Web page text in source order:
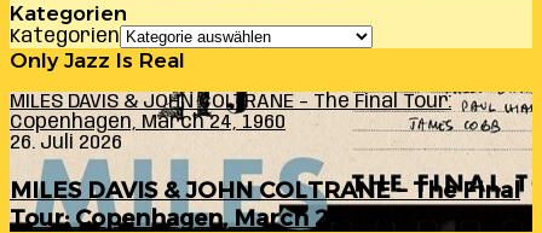
Kategorien
Kategorien
Only Jazz Is Real
MILES DAVIS & JOHN COLTRANE – The Final Tour:
Copenhagen, March 24, 1960
26. Juli 2026
MILES DAVIS & JOHN COLTRANE – The Final
Tour: Copenhagen, March 24, 1960